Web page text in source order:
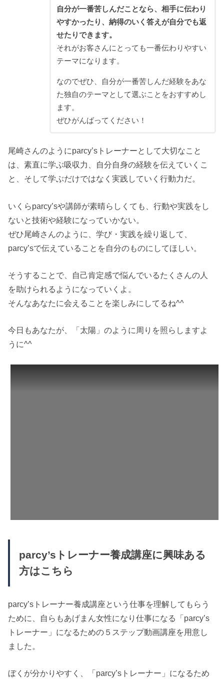
自分が一番苦しんだことなら、相手に伝わり
やすかったり、納得のいく答えが自分でも返
せたりできます。
それがお客さんにとっても一番伝わりやすい
テーマになります。
なのでぜひ、自分が一番苦しんだ経験をあな
た独自のテーマとして選ぶことをおすすめし
ます。
ぜひがんばってください！
尾崎さんのようにparcy’sトレーナーとして大切なこと
は、素直に学ぶ吸収力、自分自身の経験を伝えていくこ
と、そして学ぶだけではなく実践していく行動力だ。
いくらparcy’sや講師が素晴らしくても、行動や実践をし
ないと技術や経験になっていかない。
ぜひ尾崎さんのように、学び・実践を繰り返して、
parcy’sで伝えていることを自分のものにしてほしい。
そうすることで、自己肯定感で悩んでいるたくさんの人
を助けられるようになっていくよ。
そんなあなたに会えることを楽しみにしてるね^^
今日もあなたが、「太陽」のように周りを照らしますよ
うに^^
parcy’sトレーナー養成講座に興味ある
方はこちら
parcy’sトレーナー養成講座という仕事を理解してもらう
ために、自らもあげまん女性になり仕事になる「parcy’s
トレーナー」になるための５ステップ動画講座を用意し
ました。
ぼくが分かりやすく、「parcy’sトレーナー」になるため